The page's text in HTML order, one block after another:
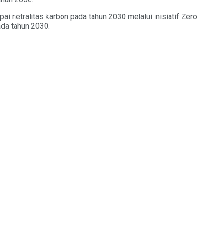
netralitas karbon pada tahun 2030 melalui inisiatif Zero
tahun 2030.